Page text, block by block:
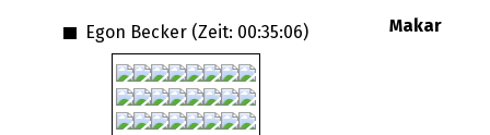
Egon Becker (Zeit: 00:35:06) Makar